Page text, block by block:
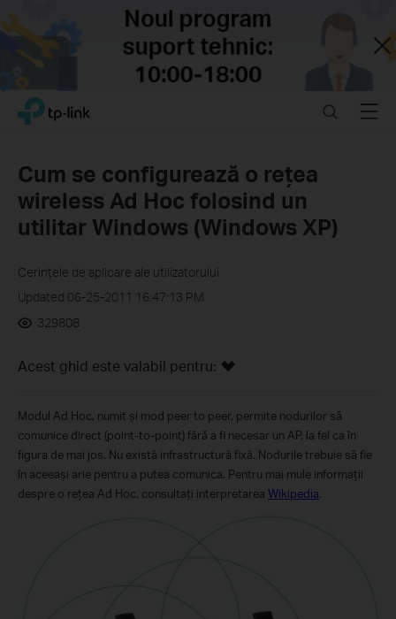
Close
Click
navigation
bar
TP-Link, Reliably Smart SearchMenu
Cum se configurează o reţea
wireless Ad Hoc folosind un
utilitar Windows (Windows XP)
Cerințele de aplicare ale utilizatorului
Updated 06-25-2011 16:47:13 PM
329808
Acest ghid este valabil pentru:
Modul Ad Hoc, numit şi mod peer to peer, permite nodurilor să
comunice direct (point-to-point) fără a fi necesar un AP, la fel ca în
figura de mai jos. Nu există infrastructură fixă. Nodurile trebuie să fie
în aceeaşi arie pentru a putea comunica. Pentru mai mule informaţii
despre o reţea Ad Hoc, consultaţi interpretarea Wikipedia.